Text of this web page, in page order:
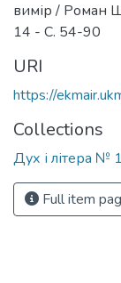
вимір / Роман
14 - С. 54-90
URI
https://
Collections
Дух і літера №
Full item